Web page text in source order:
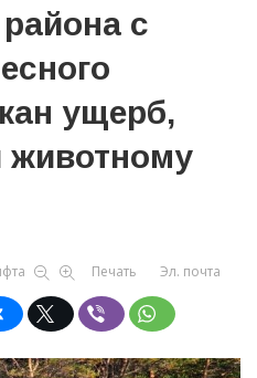
с
ущерб,
животному
Печать Эл. почта